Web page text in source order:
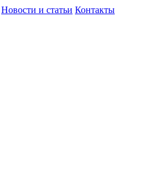
Новости и статьи Контакты